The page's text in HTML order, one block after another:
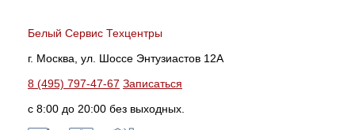
Белый Сервис Техцентры
г. Москва, ул. Шоссе Энтузиастов 12А
8 (495) 797-47-67 Записаться
с 8:00 до 20:00 без выходных.